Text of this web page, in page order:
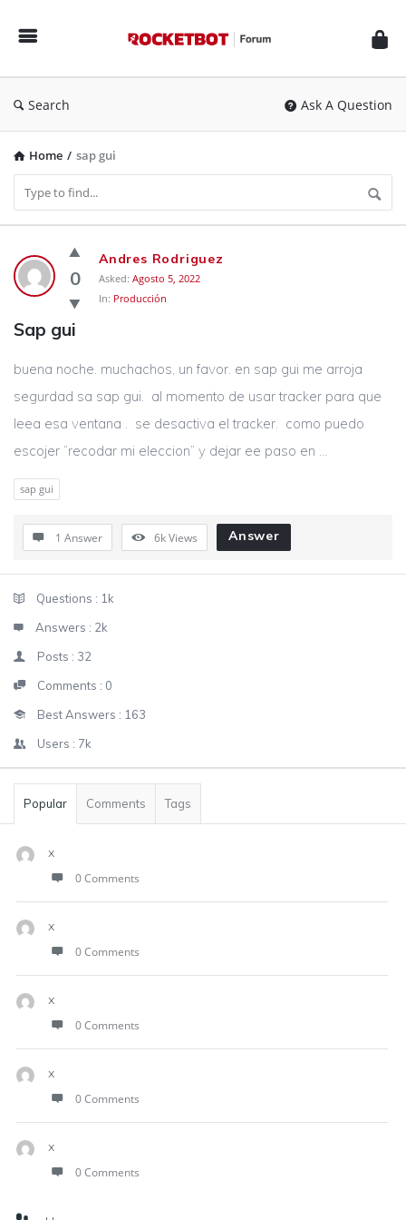
Forum
Search Ask A Question
Home / sap gui
Rocketbot
Forum
Latest
Questions
0
Andres Rodriguez
Asked: Agosto 5, 2022
In: Producción
Sap gui
buena noche. muchachos, un favor. en sap gui me arroja
segurdad sa sap gui. al momento de usar tracker para que
leea esa ventana . se desactiva el tracker. como puedo
escojer “recodar mi eleccion” y dejar ee paso en ...
sap gui
1 Answer 6kViews Answer
StatsQuestions : 1k
Answers : 2k
Posts : 32
Comments : 0
Best Answers : 163
Users : 7k
Popular Comments Tags
x
0 Comments
x
0 Comments
x
0 Comments
x
0 Comments
x
0 Comments